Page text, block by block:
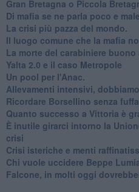
Gran Bretagna o Piccola
Di mafia se ne parla poco e male
La crisi più pazza del mondo.
Il luogo comune che la mafia
La morte del carabiniere
Yalta 2.0 e il caso Metropole
​Un pool per l'Anac.
Allevamenti intensivi,
Ricordare Borsellino senza
​Quanto successo a Vittoria è
​È inutile girarci intorno la
crisi
Crisi isteriche e menti
Chi vuole uccidere Beppe
Falcone, in molti oggi